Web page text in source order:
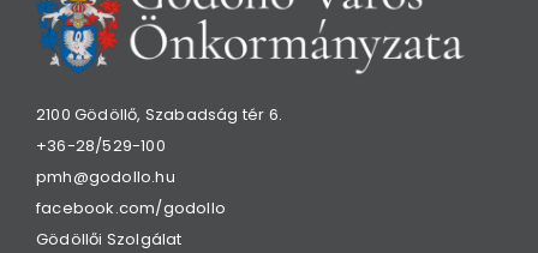
2100 Gödöllő, Szabadság tér 6.
+36-28/529-100
pmh@godollo.hu
facebook.com/godollo
Gödöllői Szolgálat